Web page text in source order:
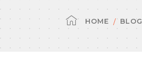
HOME BLOG